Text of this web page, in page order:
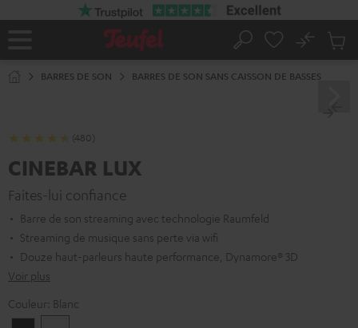
Page
Rechercher
No
BARRES DE SON BARRES DE SON SANS CAISSON DE BASSES
(480)
CINEBAR LUX
Faites-lui confiance
Barre de son streaming avec technologie Raumfeld
Streaming de musique sans perte via wifi
Douze haut-parleurs haute performance, Dynamore® 3D
Voir plus
Couleur: Blanc